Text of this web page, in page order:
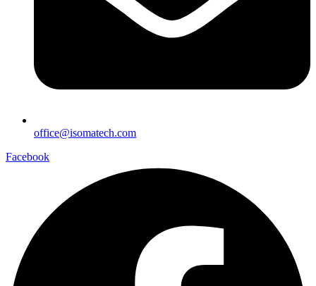
office@isomatech.com
Facebook